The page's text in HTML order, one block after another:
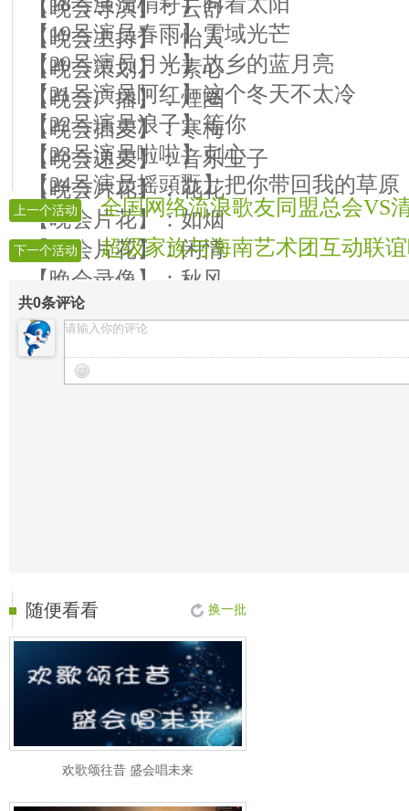
【19号演员春雨】雪域光芒
【20号演员月光】故乡的蓝月亮
【21号演员阿红】这个冬天不太冷
【22号演员浪子】等你
【23号演员啦啦】刺心
【24号演员摇頭翫】把你带回我的草原
【晚会导演】：云舒
【晚会主持】：怡人
【晚会策划】：素心
【晚会广播】：煙圈
【晚会插麦】：寒梅
【晚会递麦】：音乐王子
【晚会片花】：花花
【晚会片花】：如烟
【晚会片花】：闲情
【晚会录像】：秋风
【晚会迎宾】：全体管理人员
上一个活动 全国网络流浪歌友同盟总会VS
下一个活动 超级家族与海南艺术团互动联
共0条评论
随便看看 换一批
欢歌颂往昔 盛会唱未来